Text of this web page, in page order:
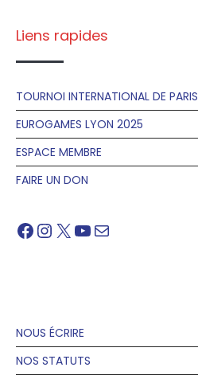
Liens rapides
TOURNOI INTERNATIONAL DE PARIS
EUROGAMES LYON 2025
ESPACE MEMBRE
FAIRE UN DON
Facebook
Instagram
X YouTube
NOUS ÉCRIRE
NOS STATUTS